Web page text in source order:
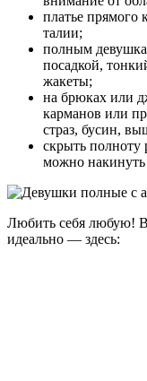
платье прямого
талии;
полным
посадкой,
жакеты;
на брюках или
карманов или
страз, бусин,
скрыть полноту
можно
Любить себя любую!
идеально — здесь: